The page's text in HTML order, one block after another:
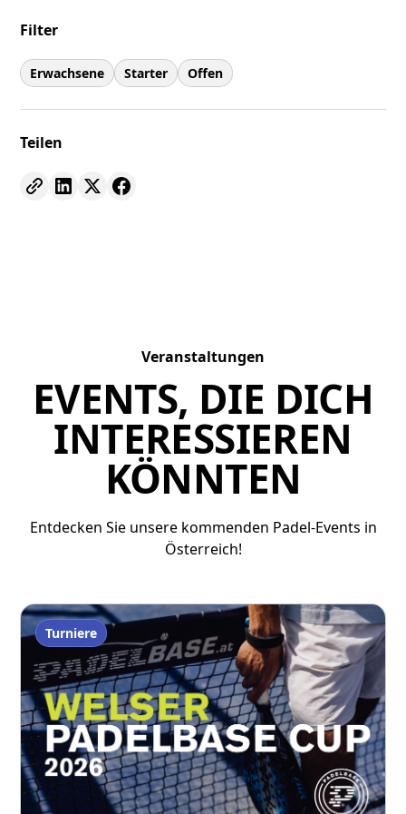
Filter
Erwachsene Starter Offen
Teilen
Veranstaltungen
EVENTS, DIE DICH
INTERESSIEREN
KÖNNTEN
Entdecken Sie unsere kommenden Padel-Events in
Österreich!
Turniere